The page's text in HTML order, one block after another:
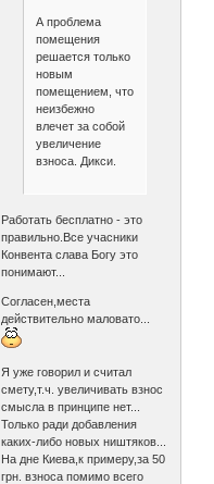
А проблема
помещения
решается только
новым
помещением, что
неизбежно
влечет за собой
увеличение
взноса. Дикси.
Работать бесплатно - это
правильно.Все учасники
Конвента слава Богу это
понимают...
Согласен,места
действительно маловато...
Я уже говорил и считал
смету,т.ч. увеличивать взнос
смысла в принципе нет...
Только ради добавления
каких-либо новых ништяков...
На дне Киева,к примеру,за 50
грн. взноса помимо всего